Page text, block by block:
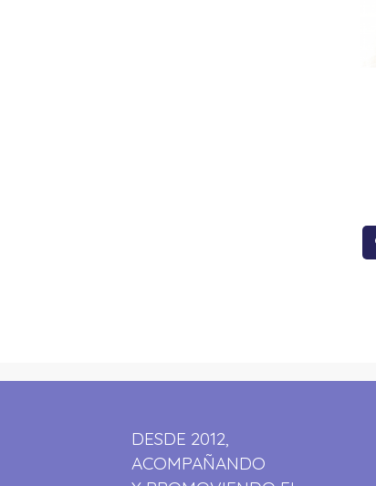
DESDE 2012,
ACOMPAÑANDO